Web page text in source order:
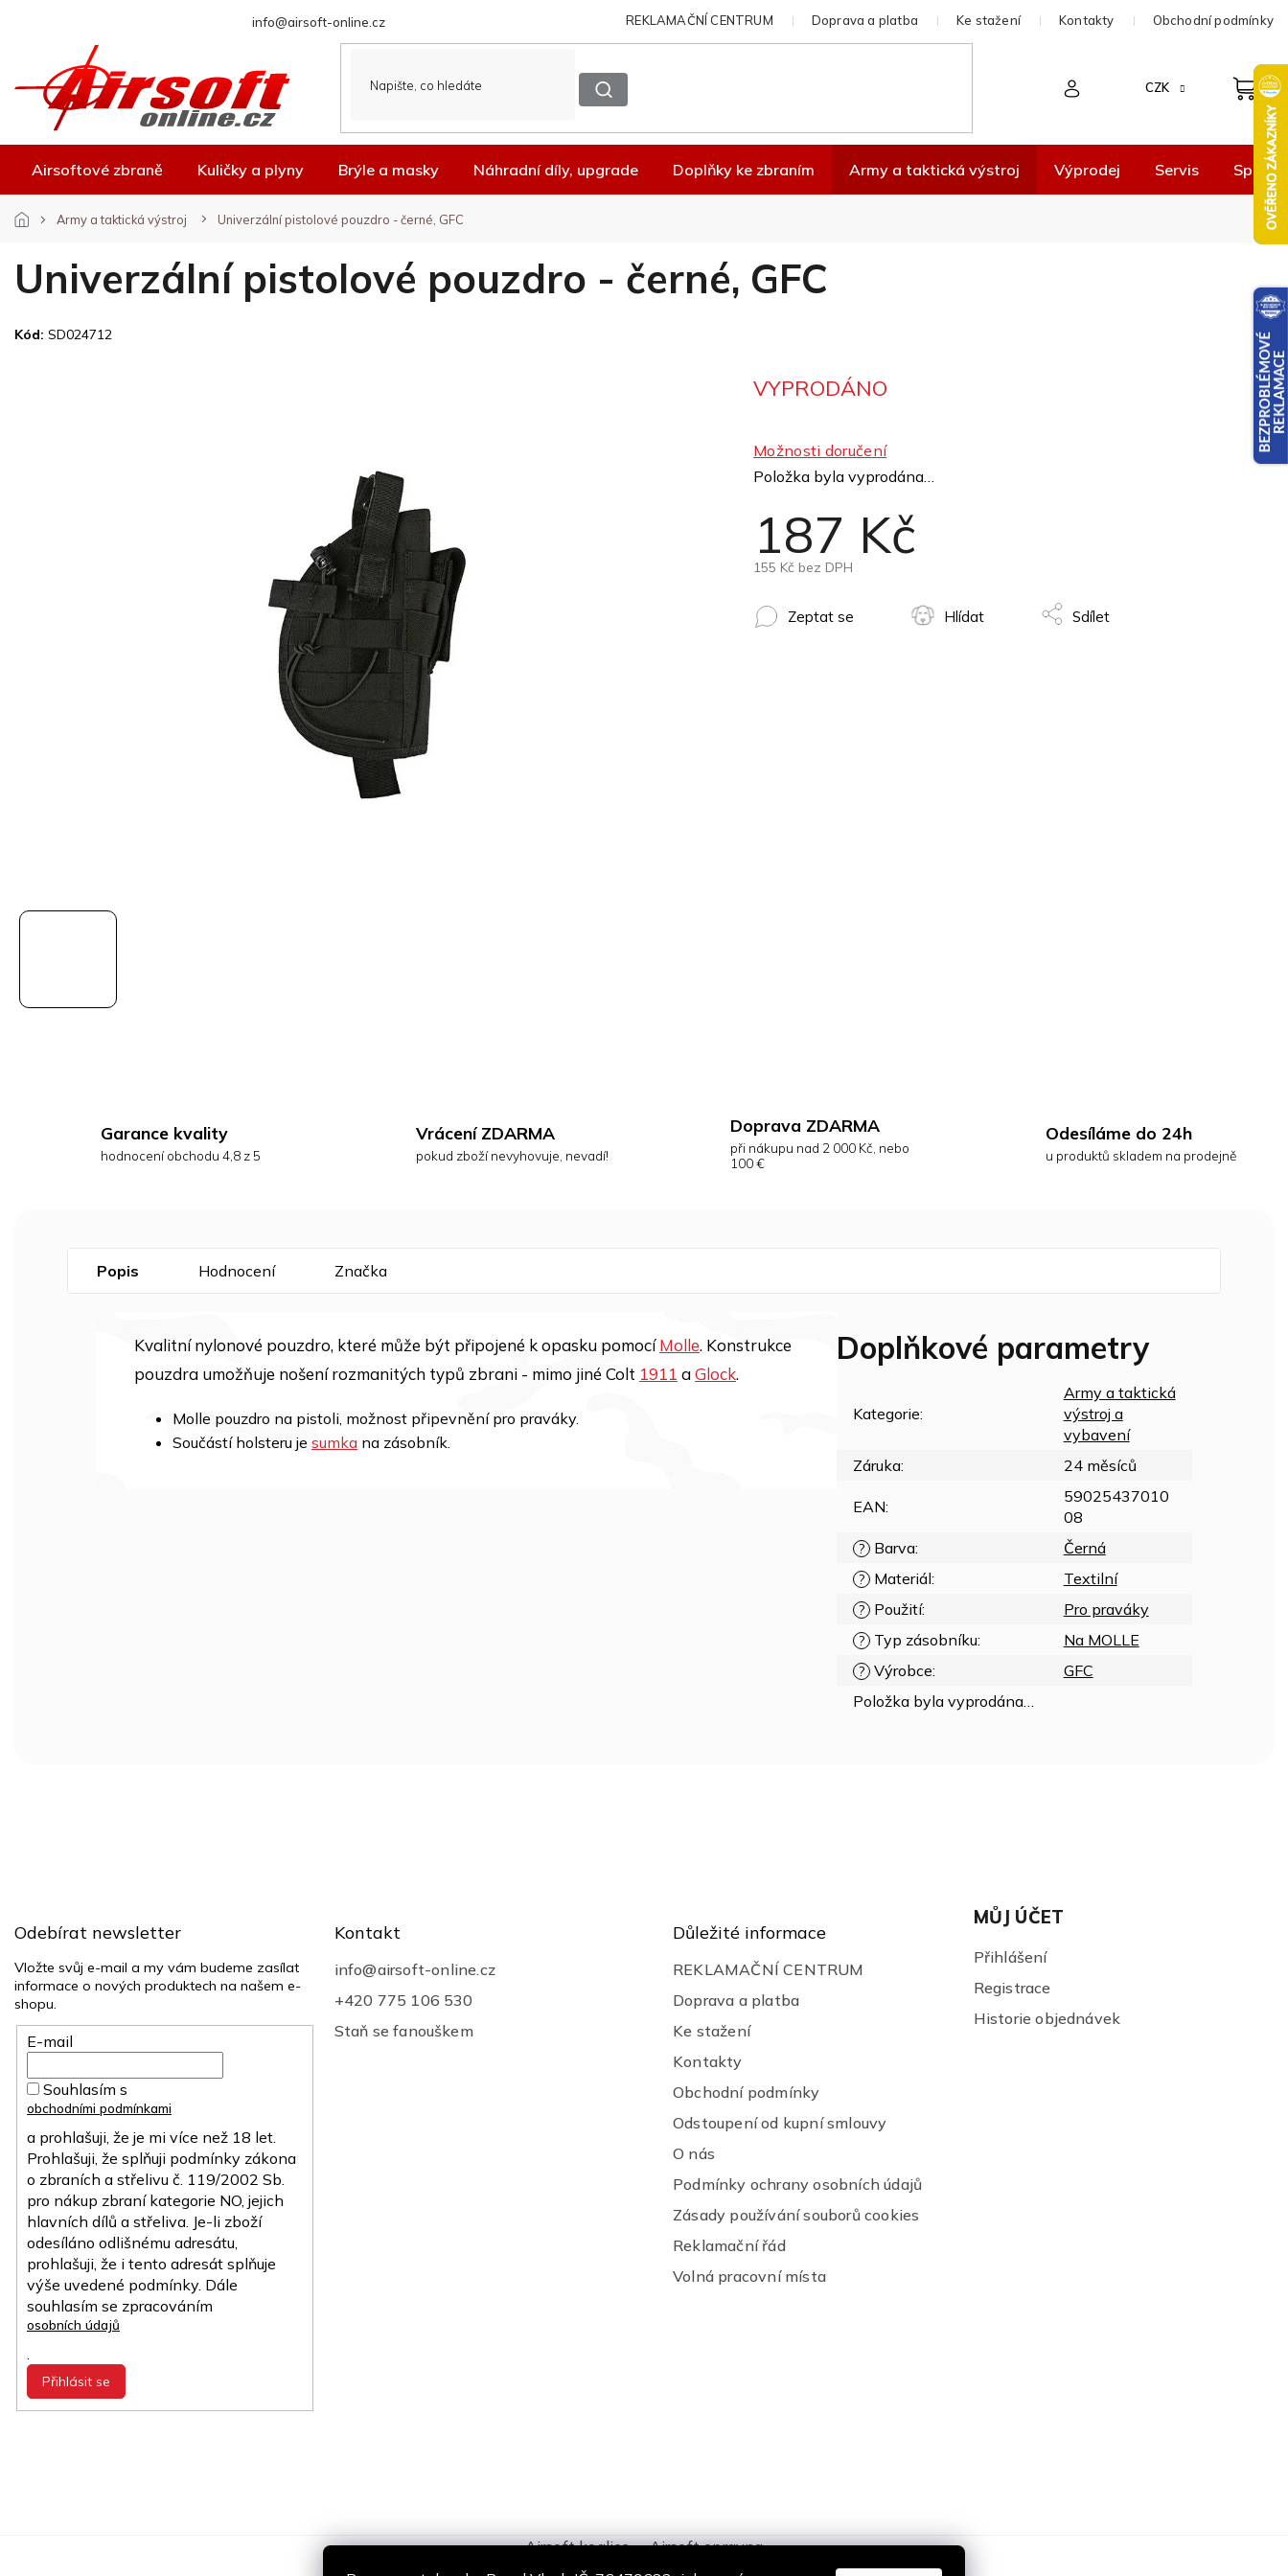
info@airsoft-online.cz REKLAMAČNÍ CENTRUM Doprava a platba Ke stažení Kontakty Obchodní podmínky
CZK
Airsoftové zbraně Kuličky a plyny Brýle a masky Náhradní díly, upgrade Doplňky ke zbraním Army a taktická výstroj Výprodej Servis
Army a taktická výstroj Univerzální pistolové pouzdro - černé, GFC
Univerzální pistolové pouzdro - černé, GFC
Kód: SD024712
187 Kč
155 Kč bez DPH
VYPRODÁNO
Možnosti doručení
Položka byla vyprodána…
Zeptat se Hlídat Sdílet
Garance kvality
hodnocení obchodu 4,8 z 5
Vrácení ZDARMA
pokud zboží nevyhovuje, nevadí!
Doprava ZDARMA
při nákupu nad 2 000 Kč, nebo
100 €
Odesíláme do 24h
u produktů skladem na prodejně
Popis Hodnocení Značka
Kvalitní nylonové pouzdro, které může být připojené k opasku pomocíMolle. Konstrukce
pouzdra umožňuje nošení rozmanitých typů zbrani - mimo jiné Colt 1911 aGlock.
Molle pouzdro na pistoli, možnost připevnění pro praváky.
Součástí holsteru je sumka na zásobník.
Doplňkové parametry
Kategorie:
Army a taktická
výstroj a
vybavení
Záruka: 24 měsíců
EAN:
59025437010
08
? Barva: Černá
? Materiál: Textilní
? Použití: Pro praváky
? Typ zásobníku: Na MOLLE
? Výrobce:
GFC
Položka byla vyprodána…
Odebírat newsletter
Vložte svůj e-mail a my vám budeme zasílat
informace o nových produktech na našem e-
shopu.
E-mail
Souhlasím s
obchodními podmínkami
a prohlašuji, že je mi více než 18 let.
Prohlašuji, že splňuji podmínky zákona
o zbraních a střelivu č. 119/2002 Sb.
pro nákup zbraní kategorie NO, jejich
hlavních dílů a střeliva. Je-li zboží
odesíláno odlišnému adresátu,
prohlašuji, že i tento adresát splňuje
výše uvedené podmínky. Dále
souhlasím se zpracováním
osobních údajů
.
Přihlásit se
Kontakt
info@airsoft-online.cz
+420 775 106 530
Staň se fanouškem
Důležité informace
REKLAMAČNÍ CENTRUM
Doprava a platba
Ke stažení
Kontakty
Obchodní podmínky
Odstoupení od kupní smlouvy
O nás
Podmínky ochrany osobních údajů
Zásady používání souborů cookies
Reklamační řád
Volná pracovní místa
MŮJ ÚČET
Přihlášení
Registrace
Historie objednávek
Airsoft koalice Airsoft opravna